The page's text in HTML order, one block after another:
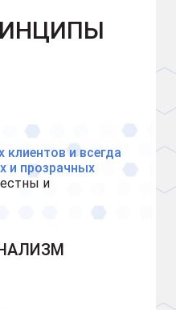
и всегда
и прозрачных
и